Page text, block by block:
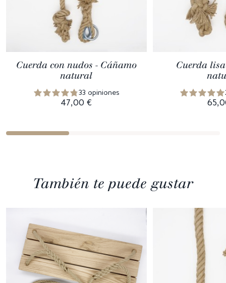
Cuerda con nudos - Cáñamo
natural
33 opiniones
47,00 €
Cuerda
También te puede gustar